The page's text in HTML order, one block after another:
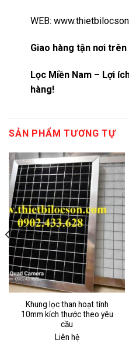
WEB:
Giao hàng tận nơi
Lọc Miền Nam – Lợi
hàng!
SẢN PHẨM TƯƠNG TỰ
Khung lọc than hoạt tính
10mm kích thước theo yêu
cầu
Liên hệ